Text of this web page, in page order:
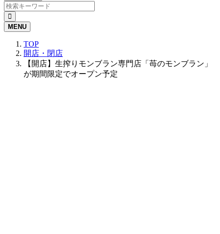
MENU
TOP
開店・閉店
【開店】生搾りモンブラン専門店「苺のモンブラン」
が期間限定でオープン予定